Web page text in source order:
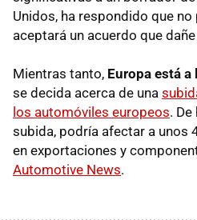
Unidos, ha respondido que
aceptará un acuerdo que
Mientras tanto, Europa está a
se decida acerca de una
los automóviles europeos.
subida, podría afectar a unos
en exportaciones y
Automotive News.